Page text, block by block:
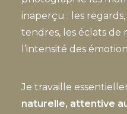
inaperçu : les
tendres, les éclats de
l’intensité des
Je travaille
naturelle, attentive